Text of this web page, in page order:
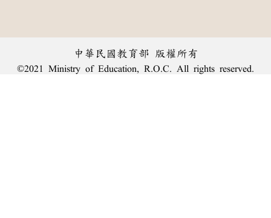
中華民國教育部 版權所有
©2021 Ministry of Education, R.O.C. All rights reserved.